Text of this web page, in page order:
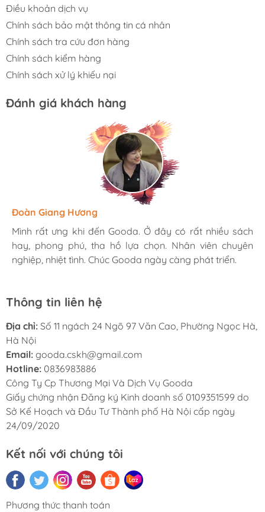
Điều khoản dịch vụ
Chính sách bảo mật thông tin cá nhân
Chính sách tra cứu đơn hàng
Chính sách kiểm hàng
Chính sách xử lý khiếu nại
Đánh giá khách hàng
Hương Suri
Mình rất ưng khi đến Gooda. Ở đây có rất nhiều sách
hay, phong phú, tha hồ lựa chọn. Nhân viên chuyên
nghiệp, nhiệt tình. Chúc Gooda ngày càng phát triển.
Đoàn Giang Hương
Mình rất ưng khi đến Gooda. Ở đây có rất nhiều sách
hay, phong phú, tha hồ lựa chọn. Nhân viên chuyên
nghiệp, nhiệt tình. Chúc Gooda ngày càng phát triển.
Ngọc Anh
Mình rất ưng khi đến Gooda. Ở đây có rất nhiều sách
hay, phong phú, tha hồ lựa chọn. Nhân viên chuyên
nghiệp, nhiệt tình. Chúc Gooda ngày càng phát triển.
Thông tin liên hệ
Địa chỉ: Số 11 ngách 24 Ngõ 97 Văn Cao, Phường Ngọc Hà,
Hà Nội
Email: gooda.cskh@gmail.com
Hotline: 0836983886
Công Ty Cp Thương Mại Và Dịch Vụ Gooda
Giấy chứng nhận Đăng ký Kinh doanh số 0109351599 do
Sở Kế Hoạch và Đầu Tư Thành phố Hà Nội cấp ngày
24/09/2020
Kết nối với chúng tôi
Phương thức thanh toán